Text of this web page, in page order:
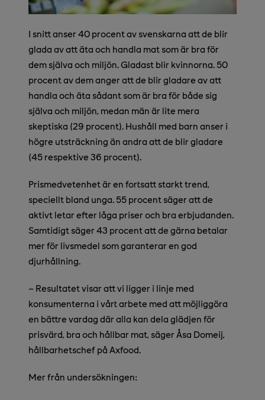
I snitt anser 40 procent av svenskarna att de blir
glada av att äta och handla mat som är bra för
dem själva och miljön. Gladast blir kvinnorna. 50
procent av dem anger att de blir gladare av att
handla och äta sådant som är bra för både sig
själva och miljön, medan män är lite mera
skeptiska (29 procent). Hushåll med barn anser i
högre utsträckning än andra att de blir gladare
(45 respektive 36 procent).
Prismedvetenhet är en fortsatt starkt trend,
speciellt bland unga. 55 procent säger att de
aktivt letar efter låga priser och bra erbjudanden.
Samtidigt säger 43 procent att de gärna betalar
mer för livsmedel som garanterar en god
djurhållning.
– Resultatet visar att vi ligger i linje med
konsumenterna i vårt arbete med att möjliggöra
en bättre vardag där alla kan dela glädjen för
prisvärd, bra och hållbar mat, säger Åsa Domeij,
hållbarhetschef på Axfood.
Mer från undersökningen: